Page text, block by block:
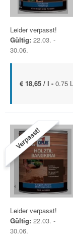
Leider verpasst!
Gültig: 22.03. -
30.06.
€ 18,65 / l - 0.75
Verpasst!
Leider verpasst!
Gültig: 22.03. -
30.06.